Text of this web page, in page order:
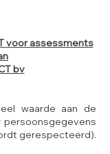
voor assessments
bv
waarde aan de
persoonsgegevens
gerespecteerd).